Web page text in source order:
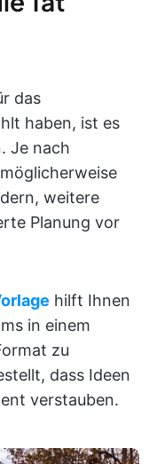
das
haben, ist es
Je nach
weitere
Planung vor
hilft Ihnen
in einem
zu
dass Ideen
verstauben.